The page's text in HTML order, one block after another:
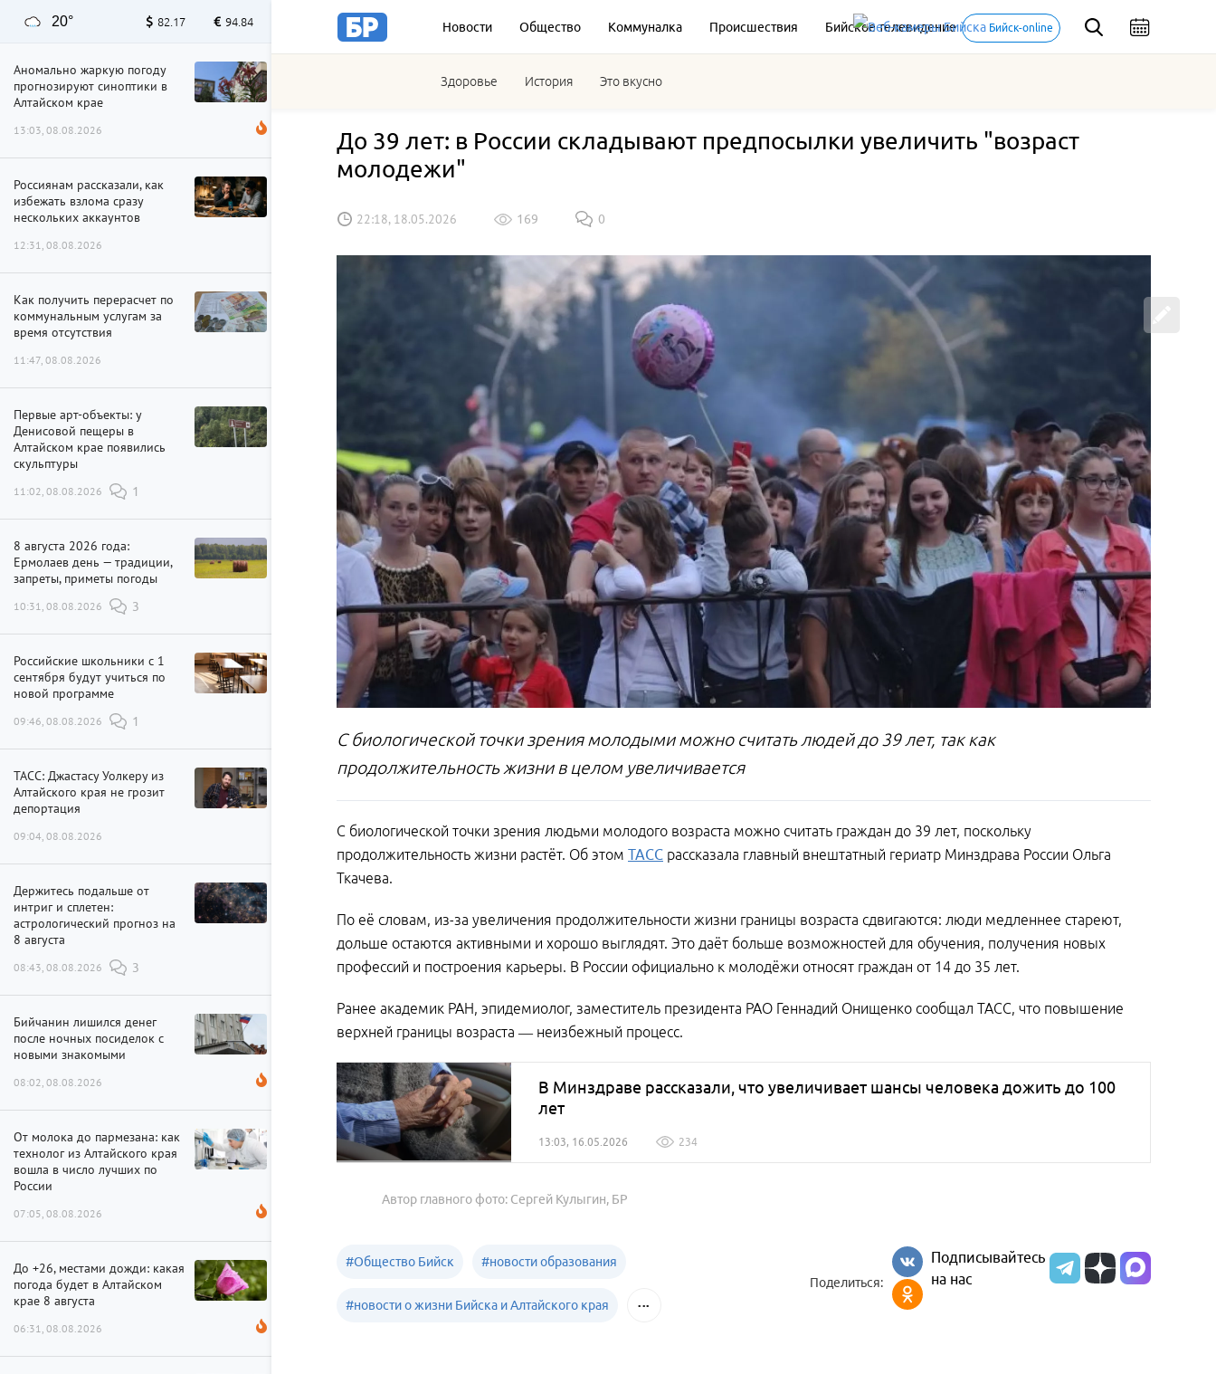
Новости Общество Коммуналка Происшествия Бийское телевидение Бийск-online
Здоровье История Это вкусно
20° 82.17 94.84
Аномально жаркую погоду
прогнозируют синоптики в
Алтайском крае
13:03, 08.08.2026
Россиянам рассказали, как
избежать взлома сразу
нескольких аккаунтов
12:31, 08.08.2026
Как получить перерасчет по
коммунальным услугам за
время отсутствия
11:47, 08.08.2026
Первые арт-объекты: у
Денисовой пещеры в
Алтайском крае появились
скульптуры
11:02, 08.08.2026 1
8 августа 2026 года:
Ермолаев день — традиции,
запреты, приметы погоды
10:31, 08.08.2026 3
Российские школьники с 1
сентября будут учиться по
новой программе
09:46, 08.08.2026 1
ТАСС: Джастасу Уолкеру из
Алтайского края не грозит
депортация
09:04, 08.08.2026
Держитесь подальше от
интриг и сплетен:
астрологический прогноз на
8 августа
08:43, 08.08.2026 3
Бийчанин лишился денег
после ночных посиделок с
новыми знакомыми
08:02, 08.08.2026
От молока до пармезана: как
технолог из Алтайского края
вошла в число лучших по
России
07:05, 08.08.2026
До +26, местами дожди: какая
погода будет в Алтайском
крае 8 августа
06:31, 08.08.2026
До 39 лет: в России складывают предпосылки увеличить "возраст
молодежи"
22:18, 18.05.2026 169 0
С биологической точки зрения молодыми можно считать людей до 39 лет, так как
продолжительность жизни в целом увеличивается
С биологической точки зрения людьми молодого возраста можно считать граждан до 39 лет, поскольку
продолжительность жизни растёт. Об этом ТАСС рассказала главный внештатный гериатр Минздрава России Ольга
Ткачева.
По её словам, из-за увеличения продолжительности жизни границы возраста сдвигаются: люди медленнее стареют,
дольше остаются активными и хорошо выглядят. Это даёт больше возможностей для обучения, получения новых
профессий и построения карьеры. В России официально к молодёжи относят граждан от 14 до 35 лет.
Ранее академик РАН, эпидемиолог, заместитель президента РАО Геннадий Онищенко сообщал ТАСС, что повышение
верхней границы возраста — неизбежный процесс.
В Минздраве рассказали, что увеличивает шансы человека дожить до 100
лет
13:03, 16.05.2026 234
Автор главного фото: Сергей Кулыгин, БР
#Общество Бийск #новости образования
#новости о жизни Бийска и Алтайского края
Поделиться:
Подписывайтесь
на нас